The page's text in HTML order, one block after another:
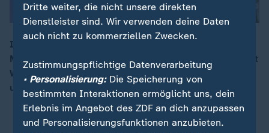
00:10
In den Niederlanden startet eine junge liberale
Minderheitsregierung unter Rob Jetten. Rechtspopulist
Wilders ist geschwächt, bleibt aber politisch präsent
und radikal.
Dritte weiter, die nicht unsere direkten
Dienstleister sind. Wir verwenden deine Daten
auch nicht zu kommerziellen Zwecken.
Zustimmungspflichtige Datenverarbeitung
• Personalisierung:Die Speicherung von
bestimmten Interaktionen ermöglicht uns, dein
Erlebnis im Angebot des ZDF an dich anzupassen
und Personalisierungsfunktionen anzubieten.